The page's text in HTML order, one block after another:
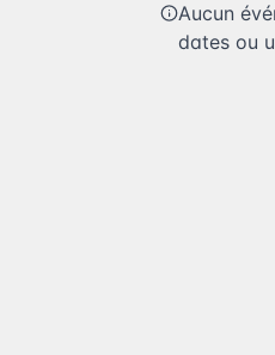
Aucun
dates ou